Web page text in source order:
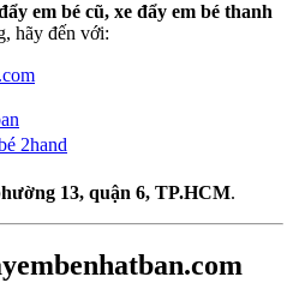
em bé cũ, xe đẩy em bé thanh
hãy đến với:
2hand
13, quận 6, TP.HCM.